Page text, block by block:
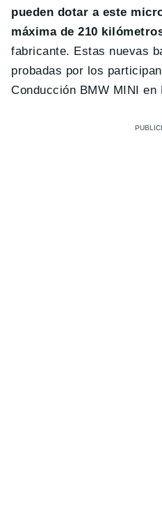
pueden dotar a este
máxima de 210
fabricante. Estas nuevas
probadas por los
Conducción BMW MINI en